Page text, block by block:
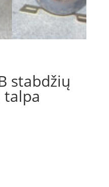
stabdžių
talpa